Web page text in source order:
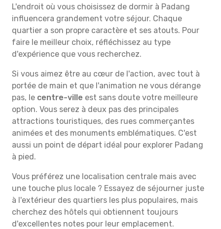
L'endroit où vous choisissez de dormir à Padang
influencera grandement votre séjour. Chaque
quartier a son propre caractère et ses atouts. Pour
faire le meilleur choix, réfléchissez au type
d'expérience que vous recherchez.
Si vous aimez être au cœur de l'action, avec tout à
portée de main et que l'animation ne vous dérange
pas, le centre-ville est sans doute votre meilleure
option. Vous serez à deux pas des principales
attractions touristiques, des rues commerçantes
animées et des monuments emblématiques. C'est
aussi un point de départ idéal pour explorer Padang
à pied.
Vous préférez une localisation centrale mais avec
une touche plus locale ? Essayez de séjourner juste
à l'extérieur des quartiers les plus populaires, mais
cherchez des hôtels qui obtiennent toujours
d'excellentes notes pour leur emplacement.